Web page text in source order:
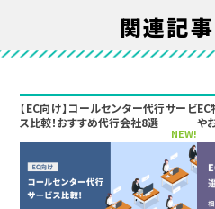
関連記
【EC向け】コールセンター代行サービ
ス比較！おすすめ代行会社8選
NEW!
EC
や